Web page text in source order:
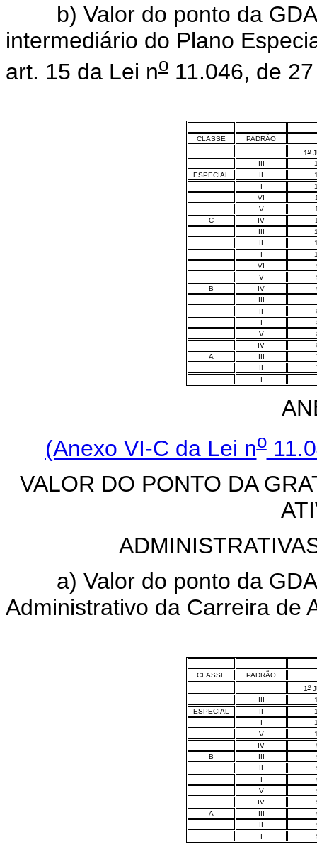
b) Valor do ponto da
intermediário do Plano
art. 15 da Lei no 11.046, de
CLASSE
PADRÃO
1o
ESPECIAL
VI
V
C
IV
VI
V
B
IV
V
IV
A
(Anexo VI-C da Lei no
VALOR DO PONTO DA
a) Valor do ponto da
Administrativo da Carreira de
CLASSE
PADRÃO
1o
III
ESPECIAL
II
I
V
IV
B
III
II
I
V
IV
A
III
II
I